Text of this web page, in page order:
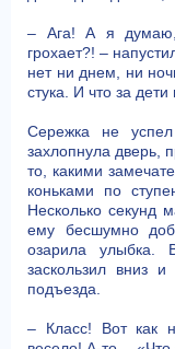
– Ага! А я думаю,
грохает?! –
нет ни днем, ни
стука. И что за
Сережка не
захлопнула дверь,
то, какими
коньками по
Несколько секунд
ему бесшумно
озарила улыбка.
заскользил вниз
подъезда.
– Класс! Вот как